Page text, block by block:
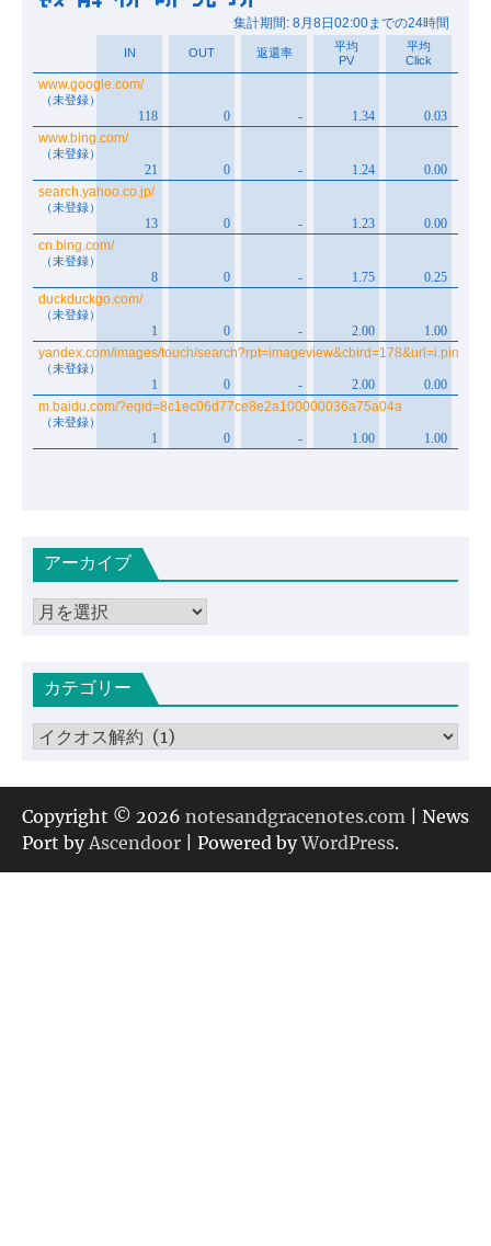
アーカイブ
ア
イカテゴリー
カ
ゴ
リ
ー
Copyright © 2026 notesandgracenotes.com | News
Port byAscendoor | Powered byWordPress.